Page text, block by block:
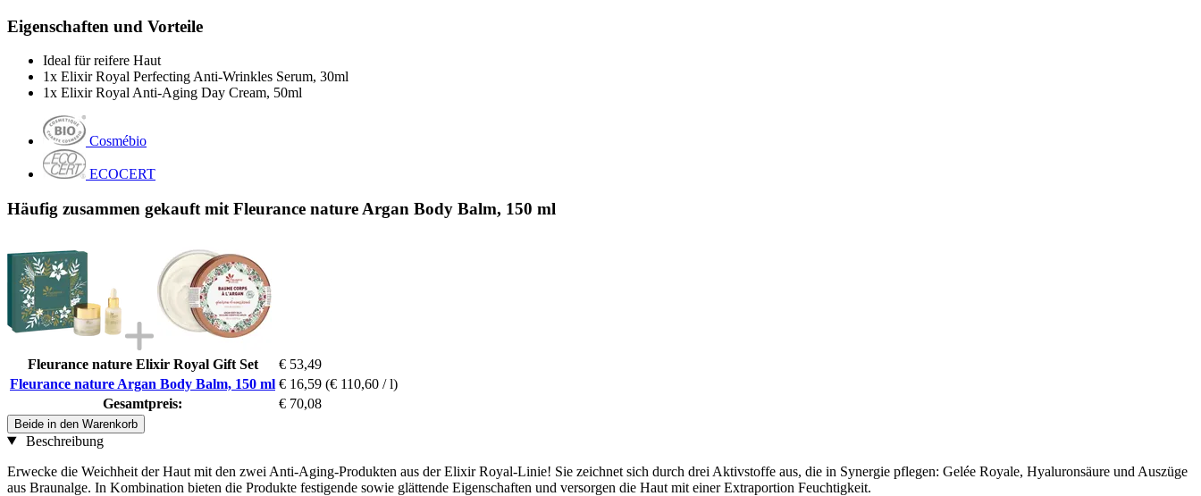
Eigenschaften und Vorteile
Ideal für reifere Haut
1x Elixir Royal Perfecting Anti-Wrinkles Serum, 30ml
1x Elixir Royal Anti-Aging Day Cream, 50ml
Cosmébio
ECOCERT
Häufig zusammen gekauft mit Fleurance nature Argan Body Balm, 150 ml
Fleurance nature Elixir Royal Gift Set
€ 53,49
Fleurance nature Argan Body Balm, 150 ml € 16,59 (€ 110,60 / l)
Gesamtpreis:
€ 70,08
Beide in den Warenkorb
Beschreibung
Erwecke die Weichheit der Haut mit den zwei Anti-Aging-Produkten aus der Elixir Royal-Linie! Sie zeichnet sich durch drei Aktivstoffe aus, die in Synergie pflegen: Gelée Royale, Hyaluronsäure und Auszüge
aus Braunalge. In Kombination bieten die Produkte festigende sowie glättende Eigenschaften und versorgen die Haut mit einer Extraportion Feuchtigkeit.